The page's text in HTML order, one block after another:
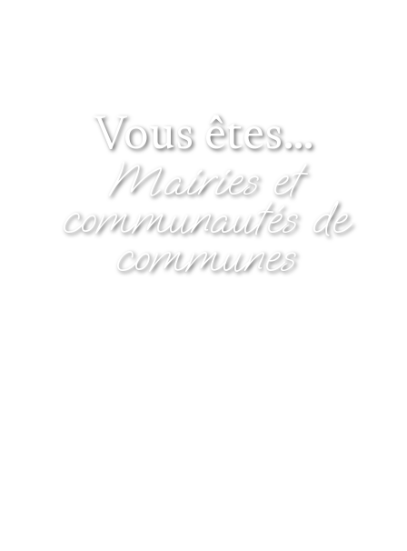
Vous êtes…
Mairies et
communautés de
communes